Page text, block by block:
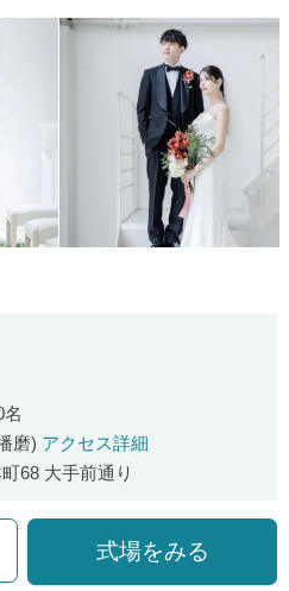
磨) アクセス詳細
68 大手前通り
式場をみる